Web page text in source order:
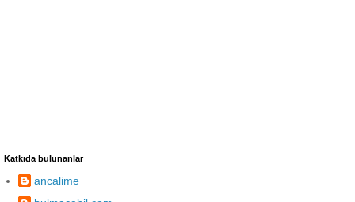
Katkıda bulunanlar
ancalime